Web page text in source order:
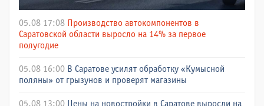
05.08 17:08 Производство автокомпонентов в
Саратовской области выросло на 14% за первое
полугодие
05.08 16:00 В Саратове усилят обработку «Кумысной
поляны» от грызунов и проверят магазины
05.08 13:00
Цены на новостройки в Саратове выросли на